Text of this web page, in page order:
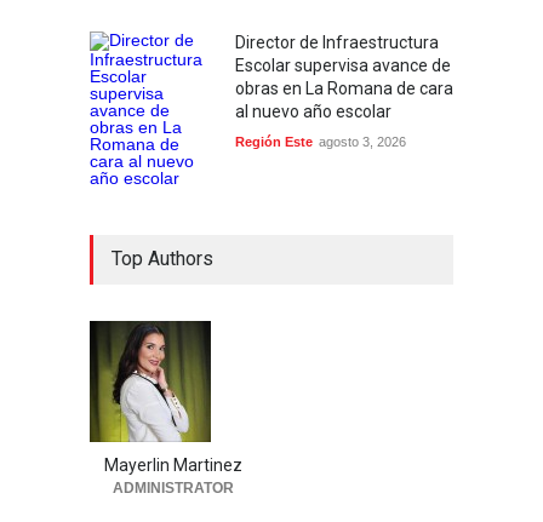
Director de Infraestructura
Escolar supervisa avance de
obras en La Romana de cara
al nuevo año escolar
Región Este agosto 3, 2026
Top Authors
Mayerlin Martinez
ADMINISTRATOR